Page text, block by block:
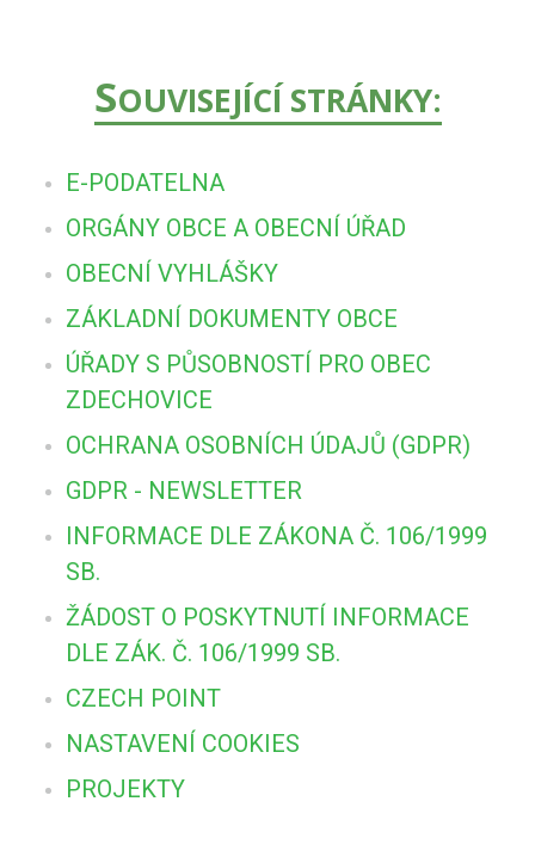
SOUVISEJÍCÍ STRÁNKY:
E-PODATELNA
ORGÁNY OBCE A OBECNÍ ÚŘAD
OBECNÍ VYHLÁŠKY
ZÁKLADNÍ DOKUMENTY OBCE
ÚŘADY S PŮSOBNOSTÍ PRO OBEC
ZDECHOVICE
OCHRANA OSOBNÍCH ÚDAJŮ (GDPR)
GDPR - NEWSLETTER
INFORMACE DLE ZÁKONA Č. 106/1999
SB.
ŽÁDOST O POSKYTNUTÍ INFORMACE
DLE ZÁK. Č. 106/1999 SB.
CZECH POINT
NASTAVENÍ COOKIES
PROJEKTY